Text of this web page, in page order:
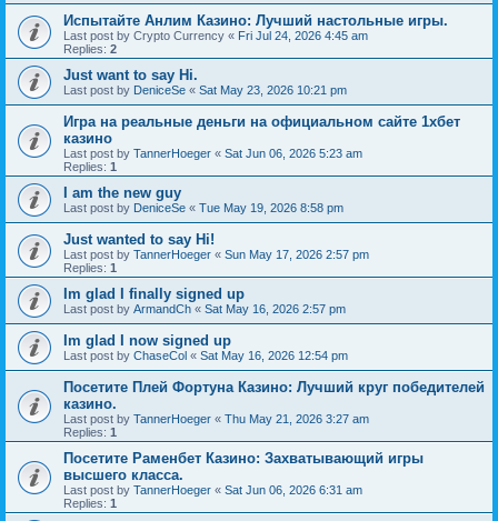
Испытайте Анлим Казино: Лучший настольные игры.
Last post by Crypto Currency « Fri Jul 24, 2026 4:45 am
Replies: 2
Just want to say Hi.
Last post by DeniceSe « Sat May 23, 2026 10:21 pm
Игра на реальные деньги на официальном сайте 1хбет
казино
Last post by TannerHoeger « Sat Jun 06, 2026 5:23 am
Replies: 1
I am the new guy
Last post by DeniceSe « Tue May 19, 2026 8:58 pm
Just wanted to say Hi!
Last post by TannerHoeger « Sun May 17, 2026 2:57 pm
Replies: 1
Im glad I finally signed up
Last post by ArmandCh « Sat May 16, 2026 2:57 pm
Im glad I now signed up
Last post by ChaseCol « Sat May 16, 2026 12:54 pm
Посетите Плей Фортуна Казино: Лучший круг победителей
казино.
Last post by TannerHoeger « Thu May 21, 2026 3:27 am
Replies: 1
Посетите Раменбет Казино: Захватывающий игры
высшего класса.
Last post by TannerHoeger « Sat Jun 06, 2026 6:31 am
Replies: 1